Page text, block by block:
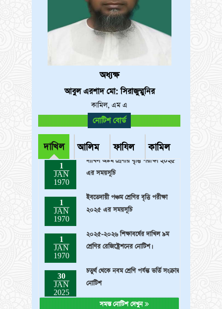
অধ্যক্ষ
আবুল এরশাদ মো: সিরাজুম্মুনির
কামিল, এম এ
নোটিশ বোর্ড
দাখিল আলিম ফাযিল কামিল
1
JAN
1970
খন্ডকালীন সহকারী শিক্ষক (গণিত) পদে
নিয়োগ বিজ্ঞপ্তি
1
JAN
1970
দাখিল অষ্টম শ্রেণীর বৃত্তি পরীক্ষা ২০২৫
এর সময়সূচি
JAN
1970
২০২৫ এর সময়সূচি
JAN
1970
শ্রেণির রেজিষ্ট্রেশনের নোটিশ।
JAN
2025
নোটিশ
সমস্ত নোটিশ দেখুন